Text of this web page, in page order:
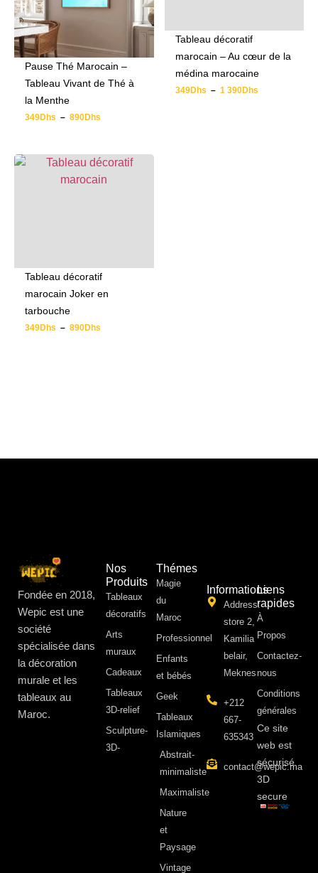
Pause Thé Marocain –
Tableau Vivant de Thé à
la Menthe
349Dhs – 890Dhs
Tableau décoratif
marocain – Au cœur de la
médina marocaine
349Dhs – 1 390Dhs
Tableau décoratif
marocain Joker en
tarbouche
349Dhs – 890Dhs
Fondée en 2018,
Wepic est une
société
spécialisée dans
la décoration
murale et les
tableaux au
Maroc.
Nos
Produits
Tableaux
décoratifs
Arts
muraux
Cadeaux
Tableaux
3D-relief
Sculpture-
3D-
Thémes
Magie
du
Maroc
Professionnel
Enfants
et bébés
Geek
Tableaux
Islamiques
Abstrait-
minimaliste
Maximaliste
Nature
et
Paysage
Vintage
Informations
Address:
store 2,
Kamilia
belair,
Meknes
+212
667-
635343
contact@wepic.ma
Liens
rapides
À
Propos ​
Contactez-
nous
Conditions
générales
Ce site
web est
sécurisé
3D
secure